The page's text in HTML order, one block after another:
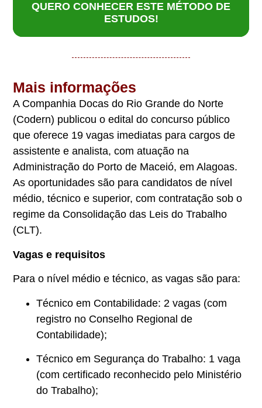
QUERO CONHECER ESTE MÉTODO DE
ESTUDOS!
Mais informações
A Companhia Docas do Rio Grande do Norte
(Codern) publicou o edital do concurso público
que oferece 19 vagas imediatas para cargos de
assistente e analista, com atuação na
Administração do Porto de Maceió, em Alagoas.
As oportunidades são para candidatos de nível
médio, técnico e superior, com contratação sob o
regime da Consolidação das Leis do Trabalho
(CLT).
Vagas e requisitos
Para o nível médio e técnico, as vagas são para:
Técnico em Contabilidade: 2 vagas (com
registro no Conselho Regional de
Contabilidade);
Técnico em Segurança do Trabalho: 1 vaga
(com certificado reconhecido pelo Ministério
do Trabalho);